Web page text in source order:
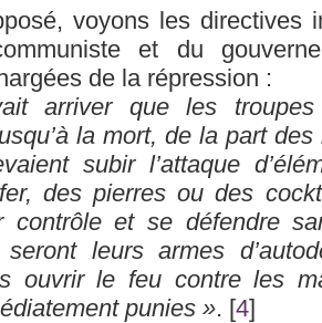
voyons les directives
et du
de la répression :
arriver que les
la mort, de la part
subir l’attaque
des pierres ou des
contrôle et se défendre
seront leurs armes
ouvrir le feu contre les
punies ». [4]